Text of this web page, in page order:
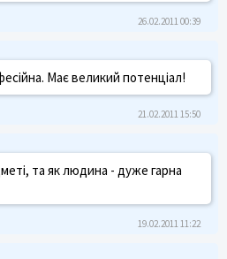
26.02.2011 00:39
Має великий потенціал!
21.02.2011 15:50
та як людина - дуже гарна
19.02.2011 11:22